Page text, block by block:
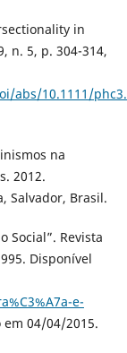
in
n. 5, p. 304-314,
abs/10.1111/
na
2012.
Salvador, Brasil.
Social”. Revista
Disponível
e-
em 04/04/2015.